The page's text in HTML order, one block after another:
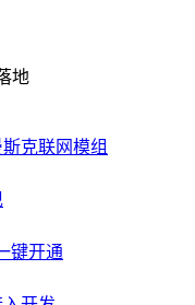
地
克联网模组
键开通